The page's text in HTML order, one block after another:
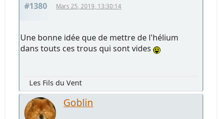
#1380 Mars 25, 2019, 13:30:14
Une bonne idée que de mettre de l'hélium
dans touts ces trous qui sont vides
Les Fils du Vent
Goblin